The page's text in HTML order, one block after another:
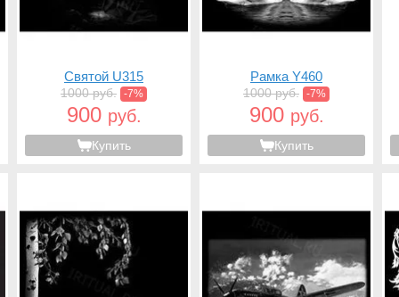
Святой U315
1000 руб. -7%
900 руб.
Купить
Рамка Y460
1000 руб. -7%
900 руб.
Купить